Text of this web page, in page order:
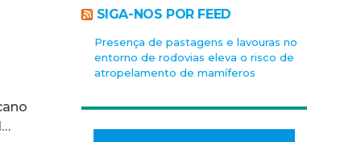
SIGA-NOS POR FEED
Presença de pastagens e lavouras no
entorno de rodovias eleva o risco de
atropelamento de mamíferos